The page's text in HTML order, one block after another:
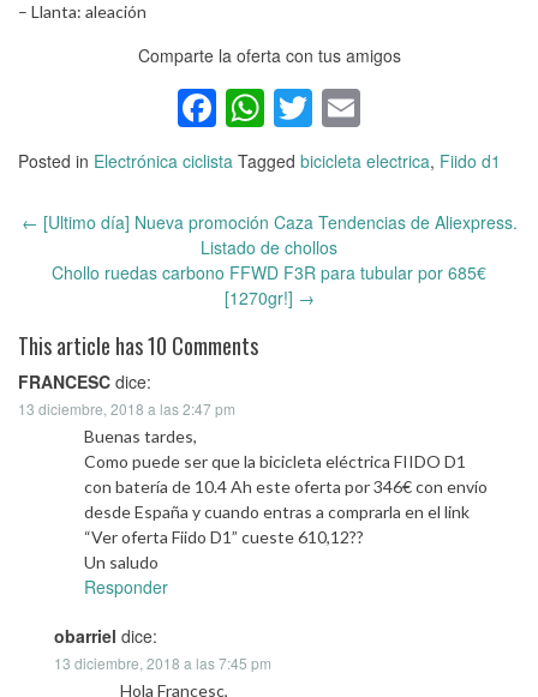
– Llanta: aleación
Comparte la oferta con tus amigos
Facebook
WhatsApp
Twitter
Posted in Electrónica ciclista Tagged bicicleta electrica, Fiido d1
navigation
← [Ultimo día] Nueva promoción Caza Tendencias de Aliexpress.
Listado de chollos
Chollo ruedas carbono FFWD F3R para tubular por 685€
[1270gr!] →
This article has 10 Comments
FRANCESC dice:
13 diciembre, 2018 a las 2:47 pm
Buenas tardes,
Como puede ser que la bicicleta eléctrica FIIDO D1
con batería de 10.4 Ah este oferta por 346€ con envío
desde España y cuando entras a comprarla en el link
“Ver oferta Fiido D1” cueste 610,12??
Un saludo
Responder
obarriel dice:
13 diciembre, 2018 a las 7:45 pm
Hola Francesc,